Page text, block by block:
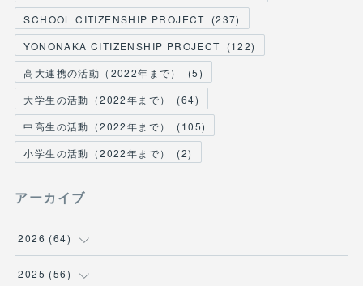
SCHOOL CITIZENSHIP PROJECT
(237)
YONONAKA CITIZENSHIP PROJECT
(122)
高大連携の活動（2022年まで）
(5)
大学生の活動（2022年まで）
(64)
中高生の活動（2022年まで）
(105)
小学生の活動（2022年まで）
(2)
アーカイブ
2026 (64)
(2)
2025 (56)